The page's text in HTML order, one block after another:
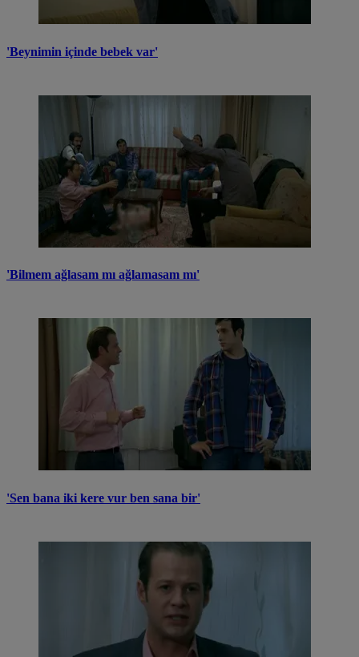
'Beynimin içinde bebek var'
'Bilmem ağlasam mı ağlamasam mı'
'Sen bana iki kere vur ben sana bir'